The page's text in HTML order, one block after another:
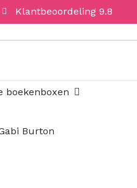
Klantbeoordeling 9.8
boekenboxen Open Losse
Burton